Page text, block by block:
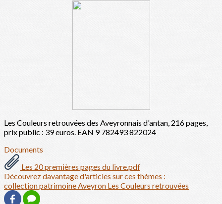
Les Couleurs retrouvées des Aveyronnais d'antan, 216 pages,
prix public : 39 euros. EAN 9 782493 822024
Documents
Les 20 premières pages du livre.pdf
Découvrez davantage d'articles sur ces thèmes :
collectionpatrimoineAveyron Les Couleurs retrouvées